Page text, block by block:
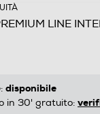
LINE
disponibile
in 30' gratuito: